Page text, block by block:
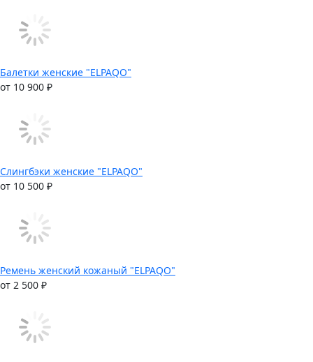
Балетки женские "ELPAQO"
от 10 900 ₽
Слингбэки женские "ELPAQO"
от 10 500 ₽
Ремень женский кожаный "ELPAQO"
от 2 500 ₽